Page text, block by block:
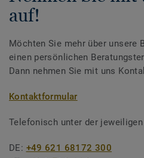
auf!
Möchten Sie mehr über unsere
einen persönlichen
Dann nehmen Sie mit uns
Kontaktformular
Telefonisch unter der
DE: +49 621 68172 300